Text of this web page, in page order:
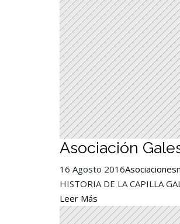
Asociación
16 Agosto 2016Asociaciones
HISTORIA DE LA CAPILLA
Leer Más